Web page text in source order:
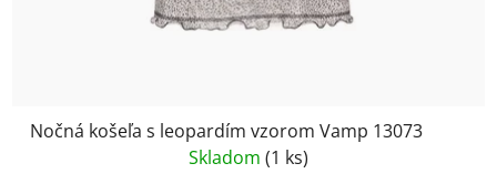
Nočná košeľa s leopardím vzorom Vamp 13073
Skladom (1 ks)